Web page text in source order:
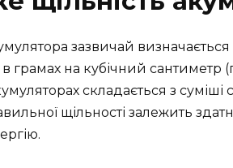
зазвичай визначається
грамах на кубічний сантиметр
складається з суміші
щільності залежить